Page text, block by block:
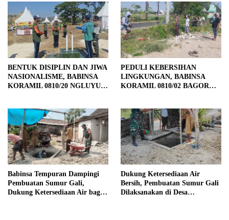
BENTUK DISIPLIN DAN JIWA
NASIONALISME, BABINSA
KORAMIL 0810/20 NGLUYU
PEDULI KEBERSIHAN
LINGKUNGAN, BABINSA
KORAMIL 0810/02 BAGOR
BAKTI
Babinsa Tempuran Dampingi
Pembuatan Sumur Gali,
Dukung Ketersediaan Air bagi
Dukung Ketersediaan Air
Bersih, Pembuatan Sumur Gali
Dilaksanakan di Desa